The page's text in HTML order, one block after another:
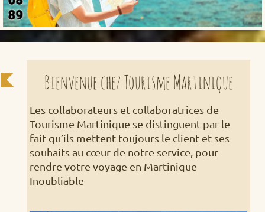
Bienvenue chez Tourisme Martinique
Les collaborateurs et collaboratrices de
Tourisme Martinique se distinguent par le
fait qu’ils mettent toujours le client et ses
souhaits au cœur de notre service, pour
rendre votre voyage en Martinique
Inoubliable